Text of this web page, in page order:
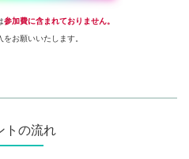
参加費に含まれておりません。
をお願いいたします。
トの流れ